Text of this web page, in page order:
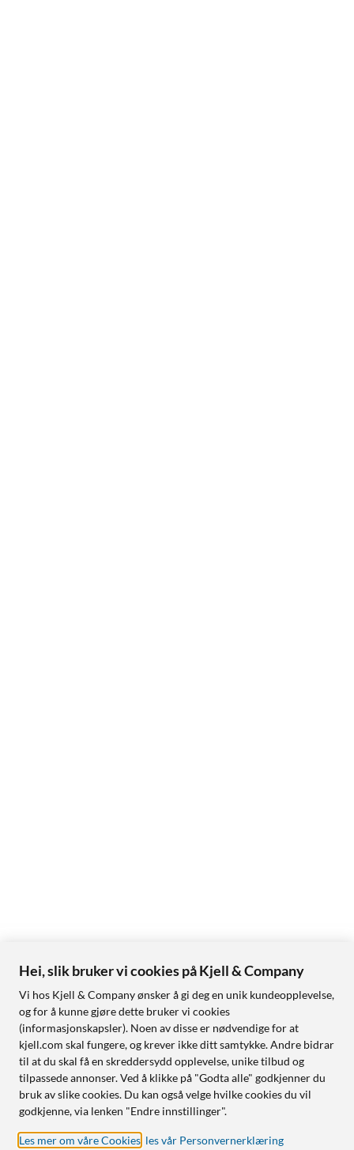
Hei, slik bruker vi cookies på Kjell & Company
Vi hos Kjell & Company ønsker å gi deg en unik kundeopplevelse,
og for å kunne gjøre dette bruker vi cookies
(informasjonskapsler). Noen av disse er nødvendige for at
kjell.com skal fungere, og krever ikke ditt samtykke. Andre bidrar
til at du skal få en skreddersydd opplevelse, unike tilbud og
tilpassede annonser. Ved å klikke på "Godta alle" godkjenner du
bruk av slike cookies. Du kan også velge hvilke cookies du vil
godkjenne, via lenken "Endre innstillinger".
Les mer om våre Cookies les vår Personvernerklæring